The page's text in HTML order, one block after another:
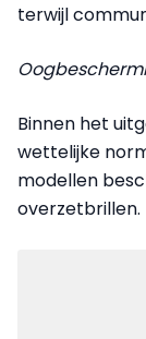
terwijl
Binnen het
wettelijke
modellen
overzetbrillen.